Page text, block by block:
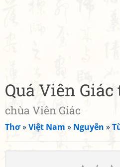
Quá Viên Giác
chùa Viên Giác
Thơ»Việt Nam » Nguyễn »